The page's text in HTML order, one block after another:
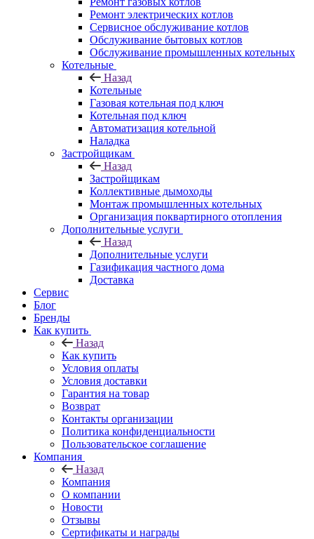
Ремонт электрических котлов
Сервисное обслуживание котлов
Обслуживание бытовых котлов
Обслуживание промышленных котельных
Котельные
Назад
Котельные
Газовая котельная под ключ
Котельная под ключ
Автоматизация котельной
Наладка
Застройщикам
Назад
Застройщикам
Коллективные дымоходы
Монтаж промышленных котельных
Организация поквартирного отопления
Дополнительные услуги
Назад
Дополнительные услуги
Газификация частного дома
Доставка
Сервис
Блог
Бренды
Как купить
Назад
Как купить
Условия оплаты
Условия доставки
Гарантия на товар
Возврат
Контакты организации
Политика конфиденциальности
Пользовательское соглашение
Компания
Назад
Компания
О компании
Новости
Отзывы
Сертификаты и награды